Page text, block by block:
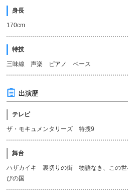
身長
170cm
特技
三味線 声楽 ピアノ ベース
出演歴
テレビ
ザ・モキュメンタリーズ 特捜9
舞台
ハザカイキ 裏切りの街 物語なき、この
びの国